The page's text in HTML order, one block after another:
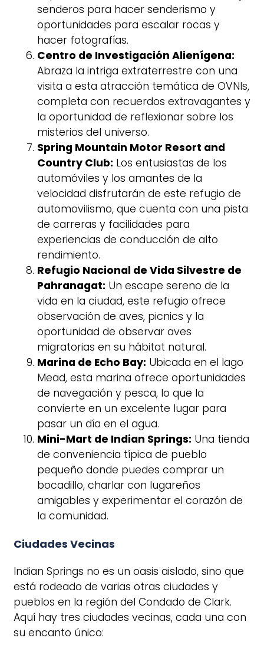
senderos para hacer senderismo y
oportunidades para escalar rocas y
hacer fotografías.
Centro de Investigación Alienígena:
Abraza la intriga extraterrestre con una
visita a esta atracción temática de OVNIs,
completa con recuerdos extravagantes y
la oportunidad de reflexionar sobre los
misterios del universo.
Spring Mountain Motor Resort and
Country Club: Los entusiastas de los
automóviles y los amantes de la
velocidad disfrutarán de este refugio de
automovilismo, que cuenta con una pista
de carreras y facilidades para
experiencias de conducción de alto
rendimiento.
Refugio Nacional de Vida Silvestre de
Pahranagat: Un escape sereno de la
vida en la ciudad, este refugio ofrece
observación de aves, picnics y la
oportunidad de observar aves
migratorias en su hábitat natural.
Marina de Echo Bay: Ubicada en el lago
Mead, esta marina ofrece oportunidades
de navegación y pesca, lo que la
convierte en un excelente lugar para
pasar un día en el agua.
Mini-Mart de Indian Springs: Una tienda
de conveniencia típica de pueblo
pequeño donde puedes comprar un
bocadillo, charlar con lugareños
amigables y experimentar el corazón de
la comunidad.
Ciudades Vecinas
Indian Springs no es un oasis aislado, sino que
está rodeado de varias otras ciudades y
pueblos en la región del Condado de Clark.
Aquí hay tres ciudades vecinas, cada una con
su encanto único: